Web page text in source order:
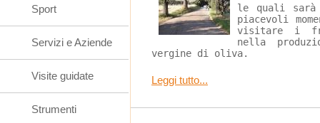
le quali
piacevoli
visitare i
nella
vergine di oliva.
Leggi tutto...
Sport
Servizi e Aziende
Visite guidate
Strumenti